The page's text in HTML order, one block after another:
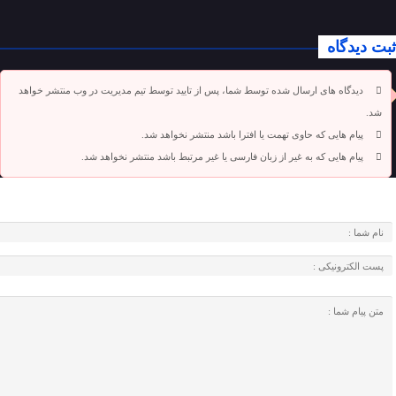
ثبت دیدگاه
دیدگاه های ارسال شده توسط شما، پس از تایید توسط تیم مدیریت در وب منتشر خواهد
شد.
پیام هایی که حاوی تهمت یا افترا باشد منتشر نخواهد شد.
پیام هایی که به غیر از زبان فارسی یا غیر مرتبط باشد منتشر نخواهد شد.